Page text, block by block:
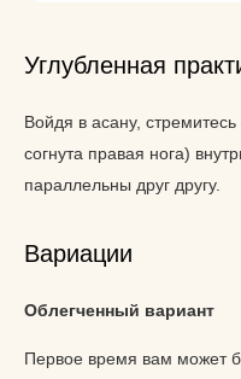
Углубленная
Войдя в асану,
согнута правая нога)
параллельны друг другу.
Вариации
Облегченный вариант
Первое время вам может